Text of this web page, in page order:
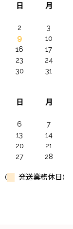
日
月
2
3
9
10
16
17
23
24
30
31
日
月
6
7
13
14
20
21
27
28
( 発送業務休日)